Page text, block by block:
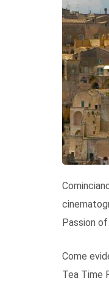
Passion
Come
Tea Time